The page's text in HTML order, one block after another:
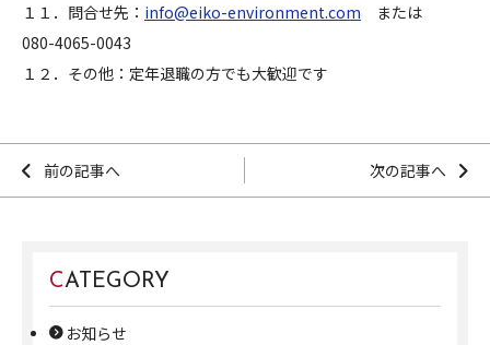
１１．問合せ先： info@eiko-environment.com または
080-4065-0043
１２．その他：定年退職の方でも大歓迎です
前の記事へ 次の記事へ
CATEGORY
お知らせ